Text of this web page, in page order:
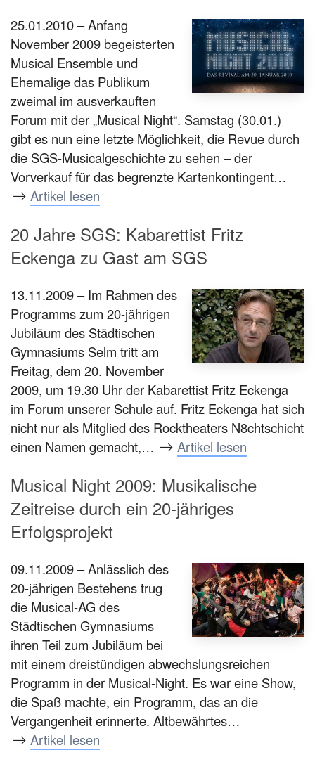
25.01.2010 – Anfang
November 2009 begeisterten
Musical Ensemble und
Ehemalige das Publikum
zweimal im ausverkauften
Forum mit der „Musical Night“. Samstag (30.01.)
gibt es nun eine letzte Möglichkeit, die Revue durch
die SGS-Musicalgeschichte zu sehen – der
Vorverkauf für das begrenzte Kartenkontingent…
Artikel lesen
20 Jahre SGS: Kabarettist Fritz
Eckenga zu Gast am SGS
13.11.2009 – Im Rahmen des
Programms zum 20-jährigen
Jubiläum des Städtischen
Gymnasiums Selm tritt am
Freitag, dem 20. November
2009, um 19.30 Uhr der Kabarettist Fritz Eckenga
im Forum unserer Schule auf. Fritz Eckenga hat sich
nicht nur als Mitglied des Rocktheaters N8chtschicht
einen Namen gemacht,…
Artikel lesen
Musical Night 2009: Musikalische
Zeitreise durch ein 20-jähriges
Erfolgsprojekt
09.11.2009 – Anlässlich des
20-jährigen Bestehens trug
die Musical-AG des
Städtischen Gymnasiums
ihren Teil zum Jubiläum bei
mit einem dreistündigen abwechslungsreichen
Programm in der Musical-Night. Es war eine Show,
die Spaß machte, ein Programm, das an die
Vergangenheit erinnerte. Altbewährtes…
Artikel lesen